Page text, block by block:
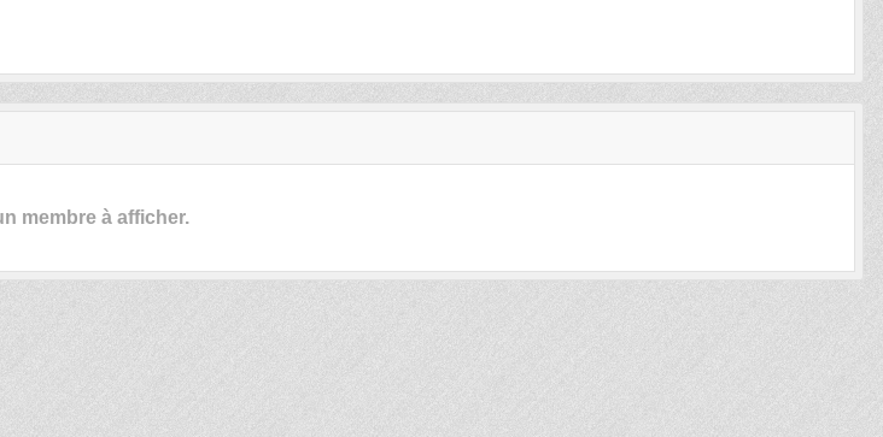
membre à afficher.